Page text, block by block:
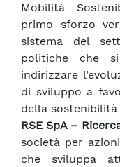
Mobilità
primo sforzo
sistema del
politiche che si
indirizzare
di sviluppo a
della sostenibilità
RSE SpA –
società per
che sviluppa